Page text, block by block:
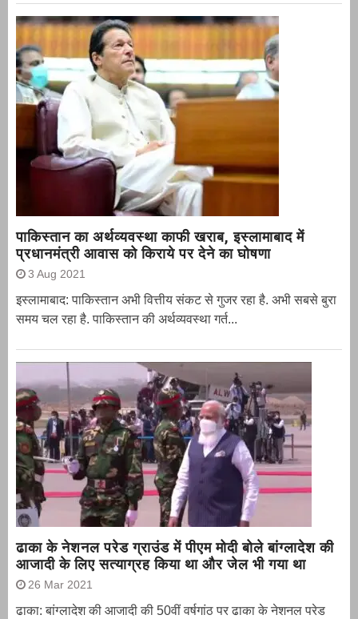
पाकिस्तान का अर्थव्यवस्था काफी खराब, इस्लामाबाद में
प्रधानमंत्री आवास को किराये पर देने का घोषणा
3 Aug 2021
इस्लामाबाद: पाकिस्तान अभी वित्तीय संकट से गुजर रहा है. अभी सबसे बुरा
समय चल रहा है. पाकिस्तान की अर्थव्यवस्था गर्त...
ढाका के नेशनल परेड ग्राउंड में पीएम मोदी बोले बांग्लादेश की
आजादी के लिए सत्याग्रह किया था और जेल भी गया था
26 Mar 2021
ढाका: बांग्लादेश की आजादी की 50वीं वर्षगांठ पर ढाका के नेशनल परेड